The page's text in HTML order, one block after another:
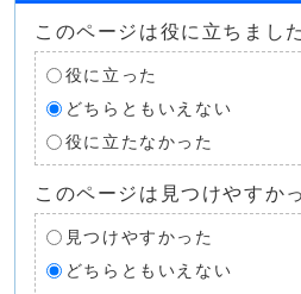
このページは役に立ちまし
役に立った
どちらともいえない
役に立たなかった
このページは見つけやすか
見つけやすかった
どちらともいえない